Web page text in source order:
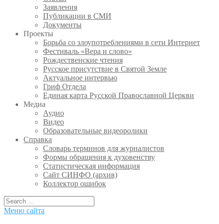
Заявления
Публикации в СМИ
Документы
Проекты
Борьба со злоупотреблениями в сети Интернет
Фестиваль «Вера и слово»
Рождественские чтения
Русское присутствие в Святой Земле
Актуальное интервью
Гриф Отдела
Единая карта Русской Православной Церкви
Медиа
Аудио
Видео
Образовательные видеоролики
Справка
Словарь терминов для журналистов
Формы обращения к духовенству
Статистическая информация
Сайт СИНФО (архив)
Коллектор ошибок
Меню сайта